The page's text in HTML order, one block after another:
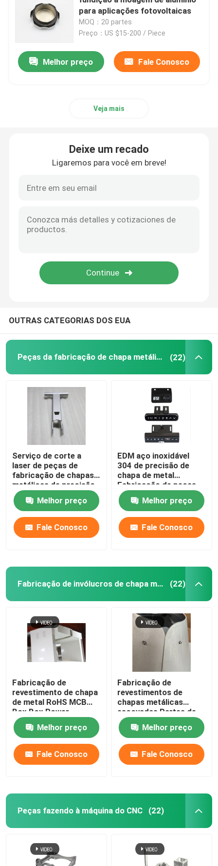
Peças da modelação por injeção
Morrem as peças da carcaça
Laser do metal que corta as peças
fabricação de metal feita sob encomenda
para aplicações fotovoltaicas
MOQ：20 partes
Preço：US $15-200 / Piece
Melhor preço Fale Conosco
Veja mais
Deixe um recado
Ligaremos para você em breve!
OUTRAS CATEGORIAS DOS EUA
Peças da fabricação de chapa metálica da precisão (22)
Serviço de corte a
laser de peças de
fabricação de chapas
metálicas de precisão
de brilho fosco
Melhor preço
Fale Conosco
EDM aço inoxidável
304 de precisão de
chapa de metal
Fabricação de peças
de corte a laser
Melhor preço
Fale Conosco
Fabricação de invólucros de chapa metálica (22)
Fabricação de
revestimento de chapa
de metal RoHS MCB
Box Box Power
Distribution Box
Melhor preço
Fale Conosco
Fabricação de
revestimentos de
chapas metálicas
escovadas Partes de
usinagem de aço
inoxidávelMelhor preço
Fale Conosco
Peças fazendo à máquina do CNC (22)